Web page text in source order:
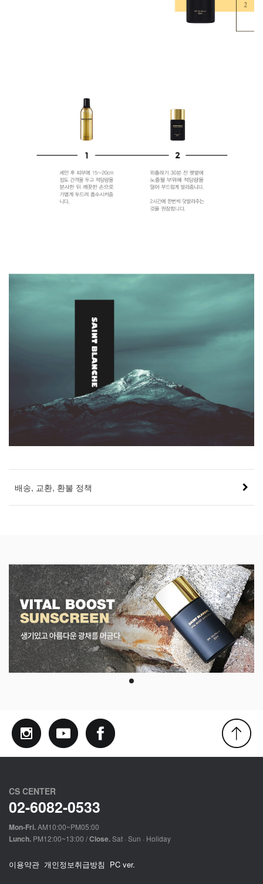
배송, 교환, 환불 정책
CS CENTER
02-6082-0533
Mon-Fri.AM10:00~PM05:00
Lunch. PM12:00~13:00 /Close.Sat · Sun · Holiday
이용약관 개인정보취급방침 PC ver.